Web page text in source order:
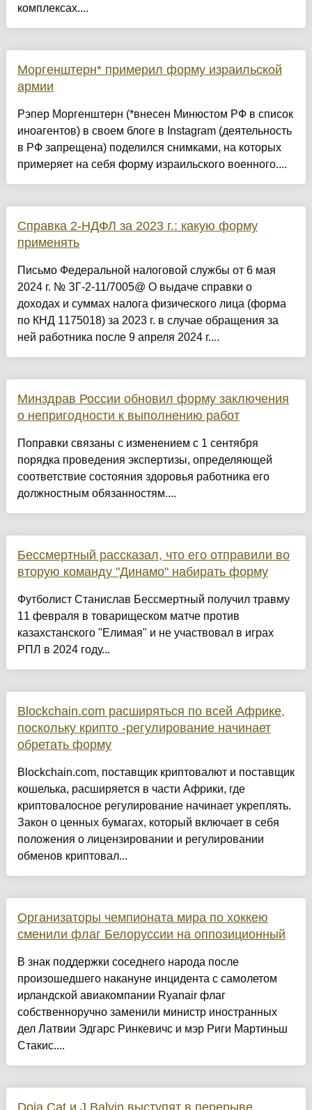
комплексах....
Моргенштерн* примерил форму израильской
армии
Рэпер Моргенштерн (*внесен Минюстом РФ в список
иноагентов) в своем блоге в Instagram (деятельность
в РФ запрещена) поделился снимками, на которых
примеряет на себя форму израильского военного....
Справка 2-НДФЛ за 2023 г.: какую форму
применять
Письмо Федеральной налоговой службы от 6 мая
2024 г. № ЗГ-2-11/7005@ О выдаче справки о
доходах и суммах налога физического лица (форма
по КНД 1175018) за 2023 г. в случае обращения за
ней работника после 9 апреля 2024 г....
Минздрав России обновил форму заключения
о непригодности к выполнению работ
Поправки связаны с изменением с 1 сентября
порядка проведения экспертизы, определяющей
соответствие состояния здоровья работника его
должностным обязанностям....
Бессмертный рассказал, что его отправили во
вторую команду "Динамо" набирать форму
Футболист Станислав Бессмертный получил травму
11 февраля в товарищеском матче против
казахстанского "Елимая" и не участвовал в играх
РПЛ в 2024 году...
Blockchain.com расширяться по всей Африке,
поскольку крипто -регулирование начинает
обретать форму
Blockchain.com, поставщик криптовалют и поставщик
кошелька, расширяется в части Африки, где
криптовалосное регулирование начинает укреплять.
Закон о ценных бумагах, который включает в себя
положения о лицензировании и регулировании
обменов криптовал...
Организаторы чемпионата мира по хоккею
сменили флаг Белоруссии на оппозиционный
В знак поддержки соседнего народа после
произошедшего накануне инцидента с самолетом
ирландской авиакомпании Ryanair флаг
собственноручно заменили министр иностранных
дел Латвии Эдгарс Ринкевичс и мэр Риги Мартиньш
Стакис....